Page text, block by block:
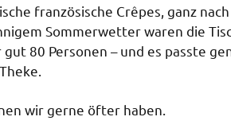
französische Crêpes, ganz
Sommerwetter waren die
80 Personen – und es passte
wir gerne öfter haben.